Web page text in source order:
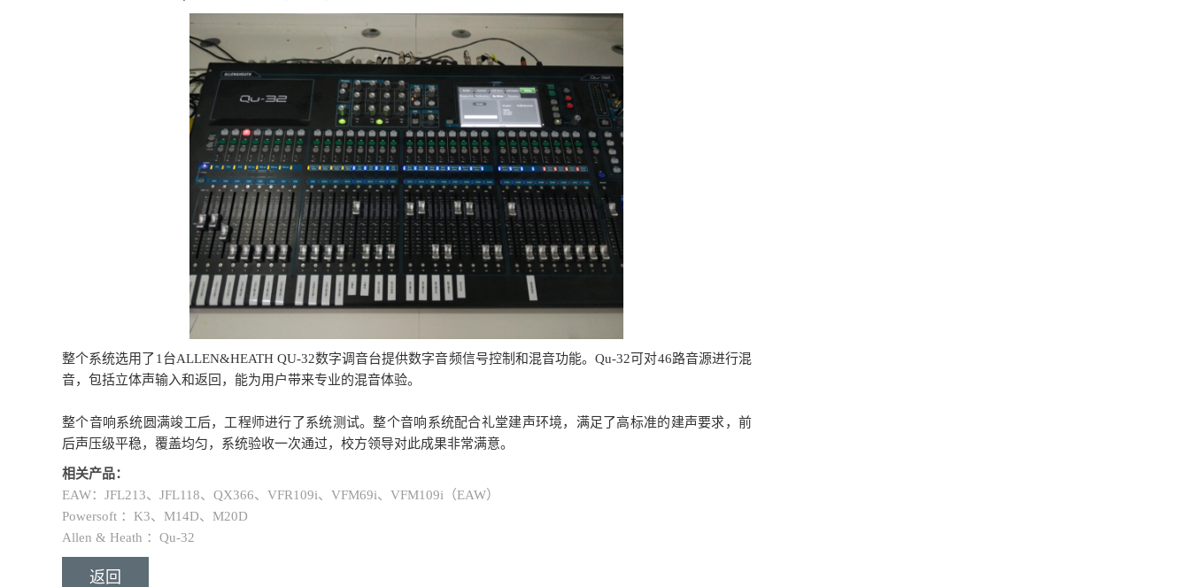
整个系统选用了1台ALLEN&HEATH QU-32数字调音台提供数字音频信号控制和混音功能。Qu-32可对46路音源进行混
音，包括立体声输入和返回，能为用户带来专业的混音体验。
整个音响系统圆满竣工后，工程师进行了系统测试。整个音响系统配合礼堂建声环境，满足了高标准的建声要求，前
后声压级平稳，覆盖均匀，系统验收一次通过，校方领导对此成果非常满意。
相关产品：
EAW：JFL213、JFL118、QX366、VFR109i、VFM69i、VFM109i（EAW）
Powersoft ：K3、M14D、M20D
Allen & Heath ：Qu-32
返回